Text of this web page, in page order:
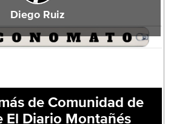
Diego Ruiz
de Comunidad de
El Diario Montañés